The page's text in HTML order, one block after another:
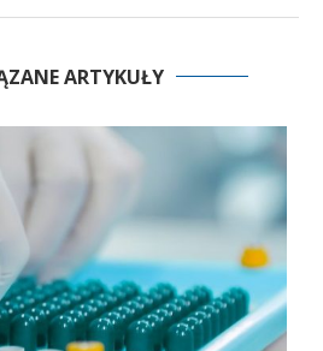
ARTYKUŁY